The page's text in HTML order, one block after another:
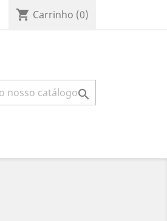
shopping_cart Carrinho (0)
